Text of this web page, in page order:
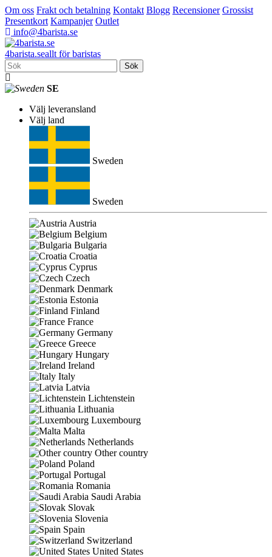
Om oss Frakt och betalning Kontakt Blogg Recensioner Grossist
Presentkort Kampanjer Outlet
info@4barista.se
4barista.seallt för baristas
Sök
SE
Välj leveransland
Välj land
Sweden
Sweden
Austria
Belgium
Bulgaria
Croatia
Cyprus
Czech
Denmark
Estonia
Finland
France
Germany
Greece
Hungary
Ireland
Italy
Latvia
Lichtenstein
Lithuania
Luxembourg
Malta
Netherlands
Other country
Poland
Portugal
Romania
Saudi Arabia
Slovak
Slovenia
Spain
Switzerland
United States